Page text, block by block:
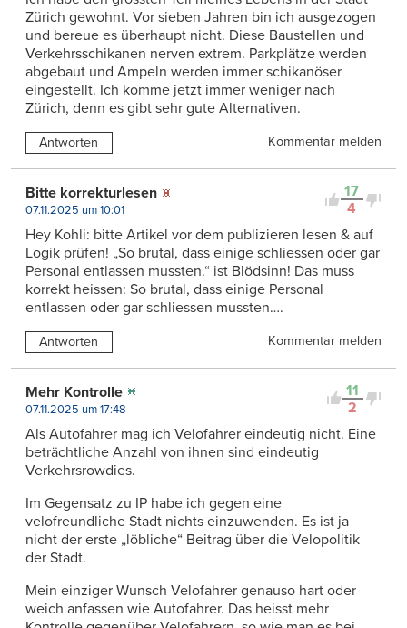
Zürich gewohnt. Vor sieben Jahren bin ich ausgezogen
und bereue es überhaupt nicht. Diese Baustellen und
Verkehrsschikanen nerven extrem. Parkplätze werden
abgebaut und Ampeln werden immer schikanöser
eingestellt. Ich komme jetzt immer weniger nach
Zürich, denn es gibt sehr gute Alternativen.
Antworten Kommentar melden
17
4
Bitte korrekturlesen
07.11.2025 um 10:01
Hey Kohli: bitte Artikel vor dem publizieren lesen & auf
Logik prüfen! „So brutal, dass einige schliessen oder gar
Personal entlassen mussten.“ ist Blödsinn! Das muss
korrekt heissen: So brutal, dass einige Personal
entlassen oder gar schliessen mussten….
Antworten Kommentar melden
11
2
Mehr Kontrolle
07.11.2025 um 17:48
Als Autofahrer mag ich Velofahrer eindeutig nicht. Eine
beträchtliche Anzahl von ihnen sind eindeutig
Verkehrsrowdies.
Im Gegensatz zu IP habe ich gegen eine
velofreundliche Stadt nichts einzuwenden. Es ist ja
nicht der erste „löbliche“ Beitrag über die Velopolitik
der Stadt.
Mein einziger Wunsch Velofahrer genauso hart oder
weich anfassen wie Autofahrer. Das heisst mehr